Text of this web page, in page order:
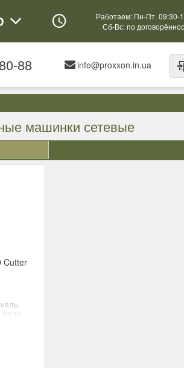
Работаем: Пн-Пт. 09:30-
Сб-Вс: по
88 info@proxxon.in.ua
машинки сетевые
Cutter